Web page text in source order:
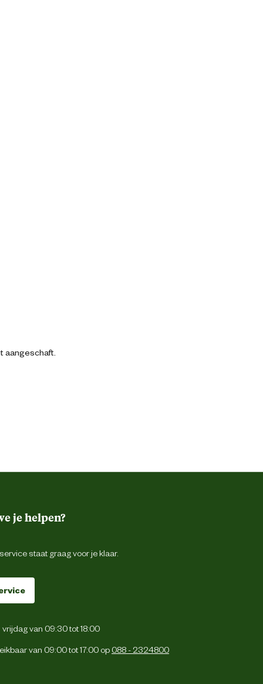
aangeschaft.
je helpen?
staat graag voor je klaar.
van 09:30 tot 18:00
van 09:00 tot 17:00 op 088 - 2324800